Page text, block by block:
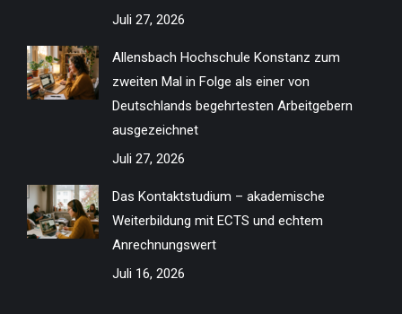
Juli 27, 2026
Allensbach Hochschule Konstanz zum
zweiten Mal in Folge als einer von
Deutschlands begehrtesten Arbeitgebern
ausgezeichnet
Juli 27, 2026
Das Kontaktstudium – akademische
Weiterbildung mit ECTS und echtem
Anrechnungswert
Juli 16, 2026